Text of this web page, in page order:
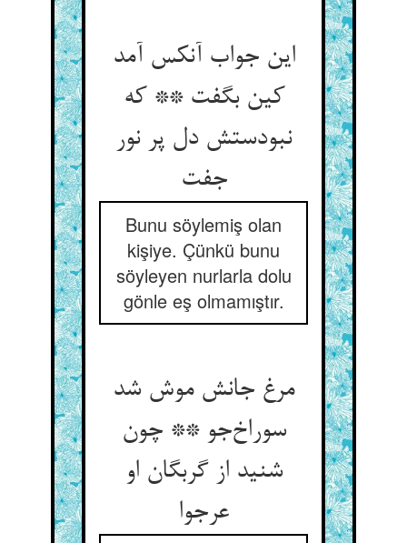
این جواب آنکس آمد
کین بگفت ** که
نبودستش دل پر نور
جفت
Bunu söylemiş olan
kişiye. Çünkü bunu
söyleyen nurlarla dolu
gönle eş olmamıştır.
مرغ جانش موش شد
سوراخ‌جو ** چون
شنید از گربگان او
عرجوا